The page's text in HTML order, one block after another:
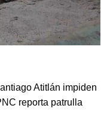
Atitlán impiden
reporta patrulla